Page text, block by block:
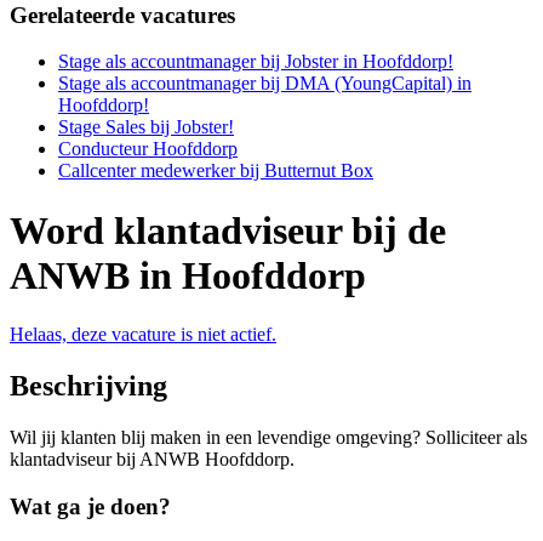
Gerelateerde vacatures
Stage als accountmanager bij Jobster in Hoofddorp!
Stage als accountmanager bij DMA (YoungCapital) in
Hoofddorp!
Stage Sales bij Jobster!
Conducteur Hoofddorp
Callcenter medewerker bij Butternut Box
Word klantadviseur bij de
ANWB in Hoofddorp
Helaas, deze vacature is niet actief.
Beschrijving
Wil jij klanten blij maken in een levendige omgeving? Solliciteer als
klantadviseur bij ANWB Hoofddorp.
Wat ga je doen?